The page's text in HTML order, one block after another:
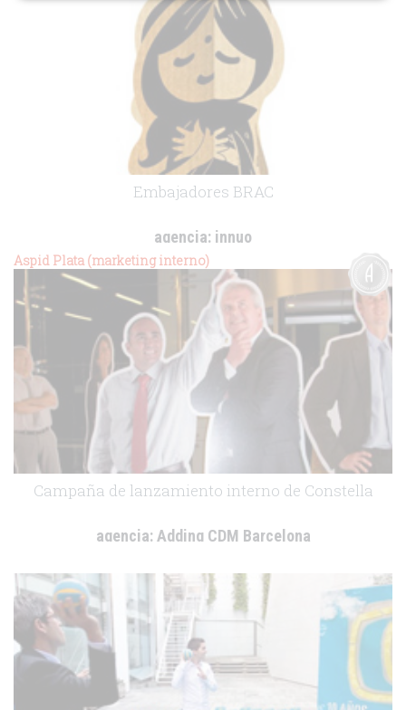
Embajadores BRAC
agencia: innuo
cliente:Unilever
Aspid Plata (marketing interno)
Campaña de lanzamiento interno de Constella
agencia:Adding CDM Barcelona
.